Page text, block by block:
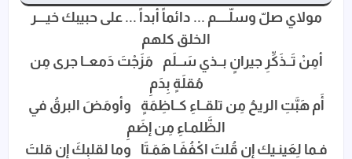
مولاي صلّ وسلّـــــم ... دائماً أبداً ... على حبيبك خيــــر
الخلق كلهم
أمِنْ تَــذَكِّرِ جيرانٍ بــذي سَــلَم مَزَجْتَ دَمعــا جرى مِن
مُقلَةٍ بِدَمِ
أَم هَبَّتِ الريحُ مِن تلقــاءِ كــاظِمَةٍ وأومَضَ البرقُ في
الظَّلمـاءِ مِن إضَمِ
فـما لِعَينـيك إن قُلتَ اكْفُفَـا هَمَـتَا وما لقلبِكَ إن قلتَ